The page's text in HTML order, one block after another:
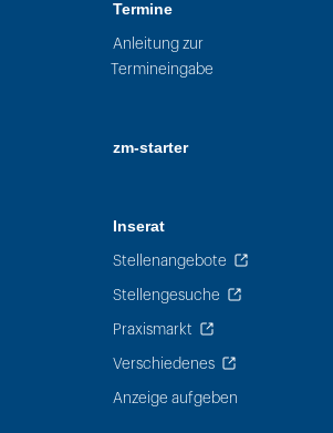
Termine
Anleitung zur
Termineingabe
zm-starter
Inserat
Stellenangebote
Stellengesuche
Praxismarkt
Verschiedenes
Anzeige aufgeben